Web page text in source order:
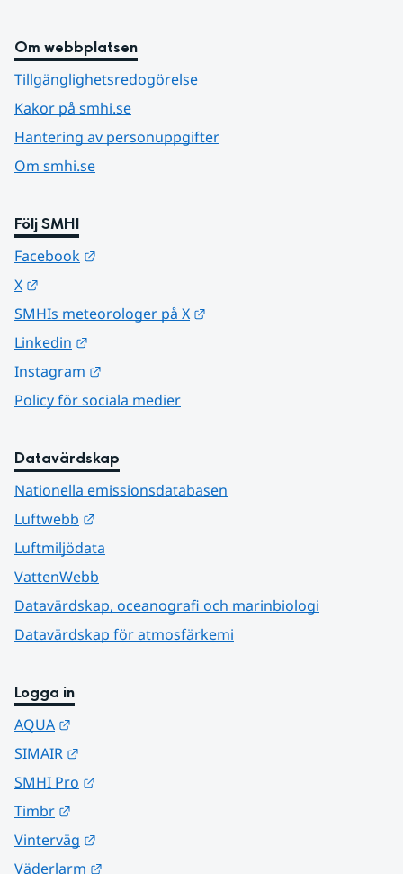
Om webbplatsen
Tillgänglighetsredogörelse
Kakor på smhi.se
Hantering av personuppgifter
Om smhi.se
Följ SMHI
Facebook
X
SMHIs meteorologer på X
Linkedin
Instagram
Policy för sociala medier
Datavärdskap
Nationella emissionsdatabasen
Luftwebb
Luftmiljödata
VattenWebb
Datavärdskap, oceanografi och marinbiologi
Datavärdskap för atmosfärkemi
Logga in
AQUA
SIMAIR
SMHI Pro
Timbr
Vinterväg
Väderlarm